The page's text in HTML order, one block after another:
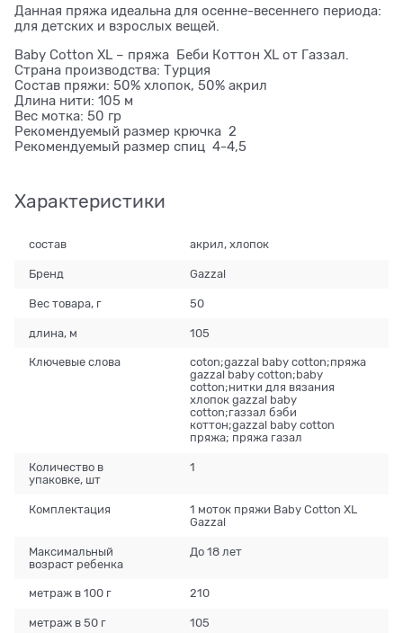
Данная пряжа идеальна для осенне-весеннего периода:
для детских и взрослых вещей.
Baby Cotton XL – пряжа Беби Коттон XL от Газзал.
Страна производства: Турция
Состав пряжи: 50% хлопок, 50% акрил
Длина нити: 105 м
Вес мотка: 50 гр
Рекомендуемый размер крючка 2
Рекомендуемый размер спиц 4-4,5
Характеристики
состав акрил, хлопок
Бренд Gazzal
Вес товара, г 50
длина, м 105
Ключевые слова
coton;gazzal baby cotton;пряжа
gazzal baby cotton;baby
cotton;нитки для вязания
хлопок gazzal baby
cotton;газзал бэби
коттон;gazzal baby cotton
пряжа; пряжа газал
Количество в
упаковке, шт
1
Комплектация
1 моток пряжи Baby Cotton XL
Gazzal
Максимальный
возраст ребенка
До 18 лет
метраж в 100 г 210
метраж в 50 г 105